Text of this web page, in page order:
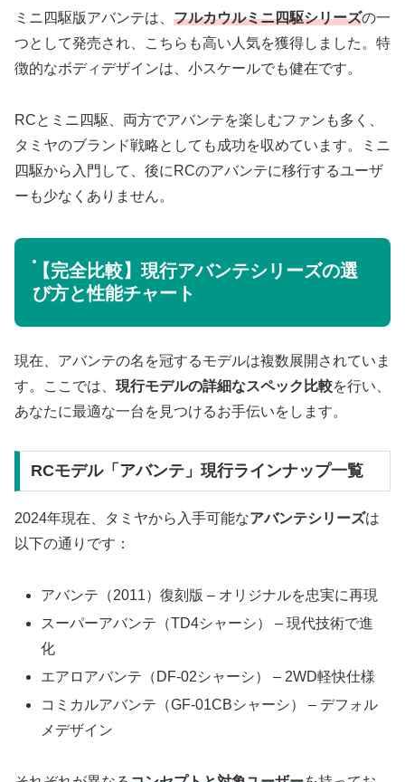
ミニ四駆版アバンテは、 フルカウルミニ四駆シリーズの一
つとして発売され、こちらも高い人気を獲得しました。特
徴的なボディデザインは、小スケールでも健在です。
RCとミニ四駆、両方でアバンテを楽しむファンも多く、
タミヤのブランド戦略としても成功を収めています。ミニ
四駆から入門して、後にRCのアバンテに移行するユーザ
ーも少なくありません。
【完全比較】現行アバンテシリーズの選
び方と性能チャート
現在、アバンテの名を冠するモデルは複数展開されていま
す。ここでは、 現行モデルの詳細なスペック比較を行い、
あなたに最適な一台を見つけるお手伝いをします。
RCモデル「アバンテ」現行ラインナップ一覧
2024年現在、タミヤから入手可能なアバンテシリーズは
以下の通りです：
アバンテ（2011）復刻版 – オリジナルを忠実に再現
スーパーアバンテ（TD4シャーシ） – 現代技術で進
化
エアロアバンテ（DF-02シャーシ） – 2WD軽快仕様
コミカルアバンテ（GF-01CBシャーシ） – デフォル
メデザイン